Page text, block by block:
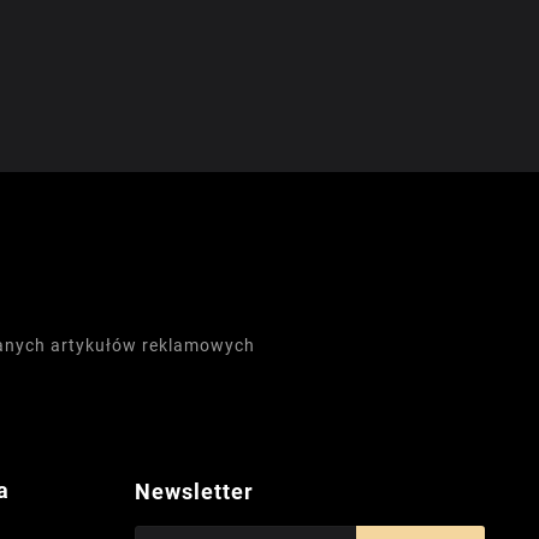
artykułów reklamowych
Newsletter